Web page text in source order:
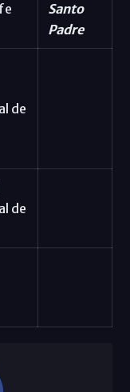
Santo
Padre
de
de